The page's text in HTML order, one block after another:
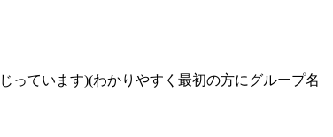
っています)(わかりやすく最初の方にグループ名